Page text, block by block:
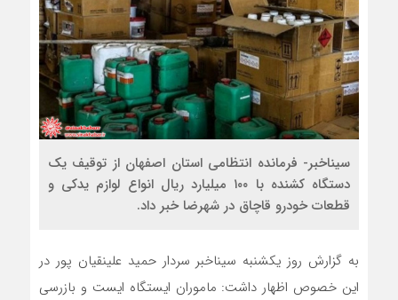
سیناخبر- فرمانده انتظامی استان اصفهان از توقیف یک
دستگاه کشنده با ۱۰۰ میلیارد ریال انواع لوازم یدکی و
قطعات خودرو قاچاق در شهرضا خبر داد.
به گزارش روز یکشنبه سیناخبر سردار حمید علینقیان پور در
این خصوص اظهار داشت: ماموران ایستگاه ایست و بازرسی